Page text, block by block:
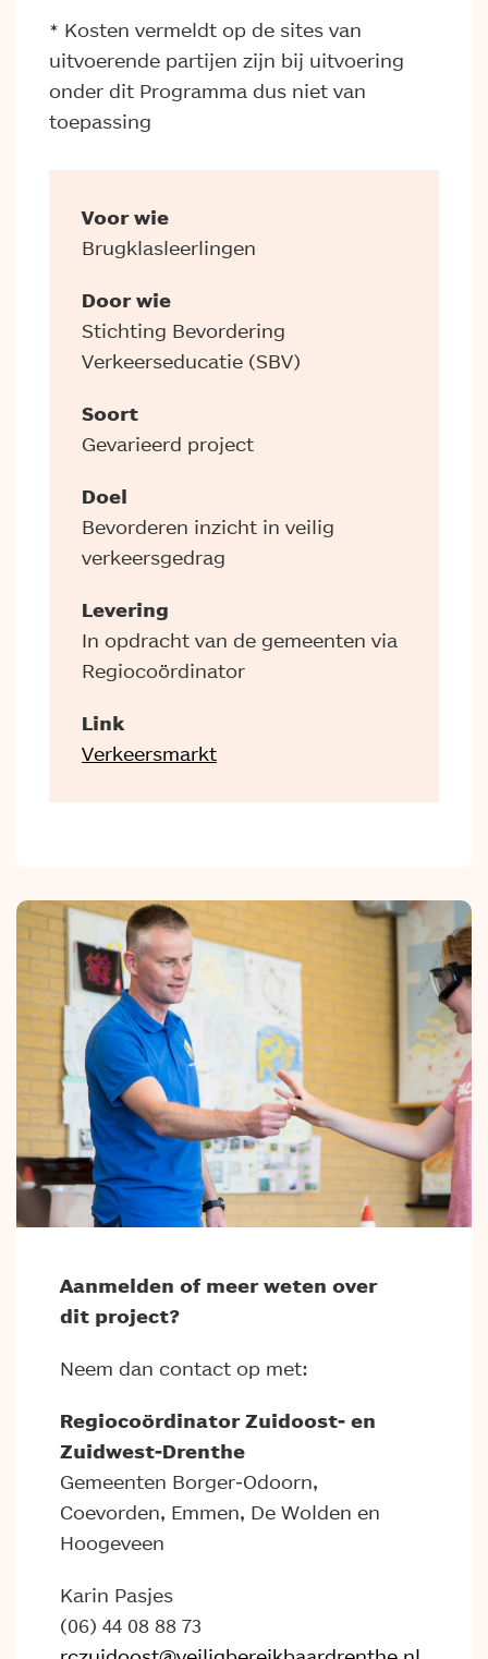
* Kosten vermeldt op de sites van
uitvoerende partijen zijn bij uitvoering
onder dit Programma dus niet van
toepassing
Voor wie
Brugklasleerlingen
Door wie
Stichting Bevordering
Verkeerseducatie (SBV)
Soort
Gevarieerd project
Doel
Bevorderen inzicht in veilig
verkeersgedrag
Levering
In opdracht van de gemeenten via
Regiocoördinator
Link
Verkeersmarkt
Aanmelden of meer weten over
dit project?
Neem dan contact op met:
Regiocoördinator Zuidoost- en
Zuidwest-Drenthe
Gemeenten Borger-Odoorn,
Coevorden, Emmen, De Wolden en
Hoogeveen
Karin Pasjes
(06) 44 08 88 73